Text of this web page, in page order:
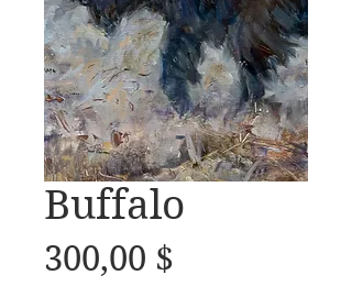
Buffalo
300,00 $